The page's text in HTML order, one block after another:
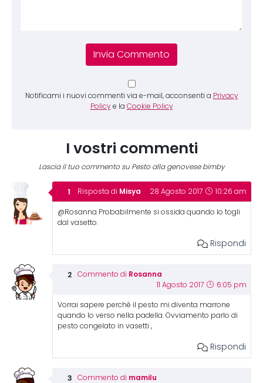
Notificami i nuovi commenti via e-mail, acconsenti a Privacy
Policy e la Cookie Policy
I vostri commenti
Lascia il tuo commento su Pesto alla genovese bimby
Risposta di Misya 28 Agosto 2017 10:26 am
@Rosanna Probabilmente si ossida quando lo togli
dal vasetto.
Rispondi
Commento di Rosanna
11 Agosto 2017 6:05 pm
Vorrai sapere perchè il pesto mi diventa marrone
quando lo verso nella padella. Ovviamento parlo di
pesto congelato in vasetti ,
Rispondi
Commento di mamilu